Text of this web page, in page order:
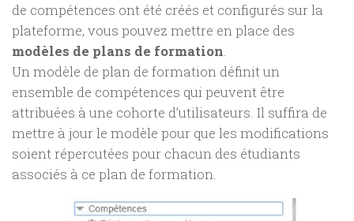
de compétences ont été créés et configurés sur la
plateforme, vous pouvez mettre en place des
modèles de plans de formation.
Un modèle de plan de formation définit un
ensemble de compétences qui peuvent être
attribuées à une cohorte d’utilisateurs. Il suffira de
mettre à jour le modèle pour que les modifications
soient répercutées pour chacun des étudiants
associés à ce plan de formation.